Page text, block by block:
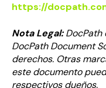
https://
Nota Legal:DocPath
DocPath Document
derechos. Otras
este documento
respectivos dueños.